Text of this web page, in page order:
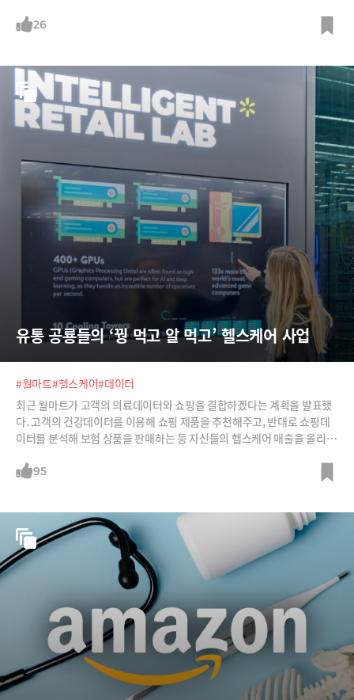
됐습니다. 비슷한 길을 걸어오던 두 회사의 운명은 어디서부터 갈라졌을까
26
유통 공룡들의 ‘꿩 먹고 알 먹고’ 헬스케어 사업
#월마트#헬스케어#데이터
최근 월마트가 고객의 의료데이터와 쇼핑을 결합하겠다는 계획을 발표했
다. 고객의 건강데이터를 이용해 쇼핑 제품을 추천해주고, 반대로 쇼핑데
이터를 분석해 보험 상품을 판매하는 등 자신들의 헬스케어 매출을 올리겠
95